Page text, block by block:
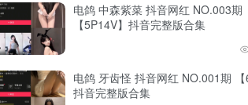
电鸽 中森紫菜 抖音网红 NO.003期
【5P14V】抖音完整版合集
电鸽 牙齿怪 抖音网红 NO.001期 【
抖音完整版合集